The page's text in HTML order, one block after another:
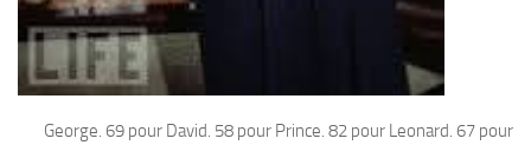
George. 69 pour David. 58 pour Prince. 82 pour Leonard. 67 pour